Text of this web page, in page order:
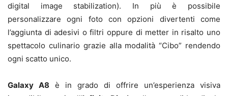
digital image stabilization). In più è possibile
personalizzare ogni foto con opzioni divertenti come
l’aggiunta di adesivi o filtri oppure di metter in risalto uno
spettacolo culinario grazie alla modalità “Cibo” rendendo
ogni scatto unico.
Galaxy A8 è in grado di offrire un’esperienza visiva